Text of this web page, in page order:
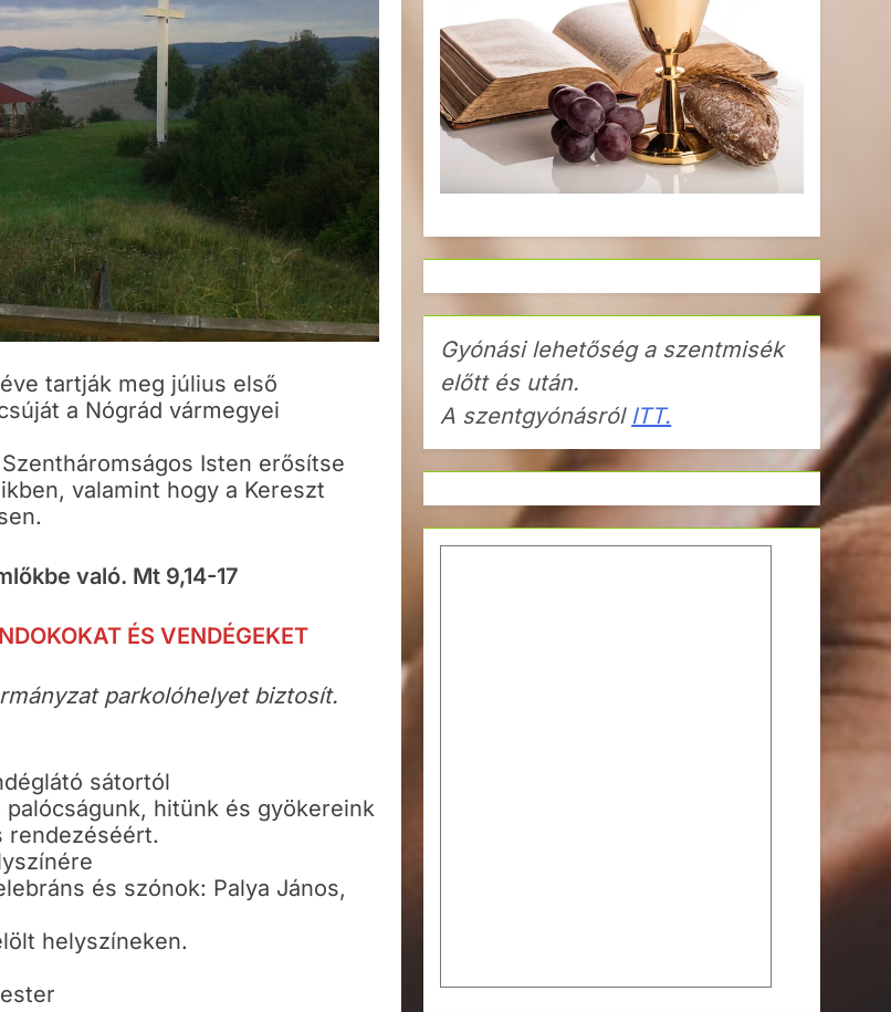
tartják meg július első
a Nógrád vármegyei
Isten erősítse
valamint hogy a Kereszt
való. Mt 9,14-17
ÉS VENDÉGEKET
parkolóhelyet biztosít.
sátortól
palócságunk, hitünk és gyökereink
rendezéséért.
és szónok: Palya János,
helyszíneken.
Gyónási lehetőség a szentmisék
előtt és után.
A szentgyónásról ITT.